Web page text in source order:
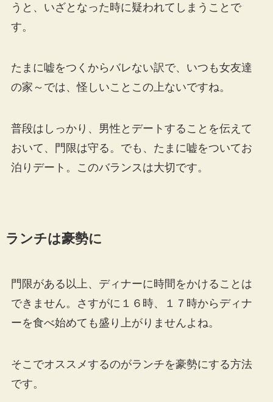
うと、いざとなった時に疑われてしまうことで
す。
たまに嘘をつくからバレない訳で、いつも女友達
の家～では、怪しいことこの上ないですね。
普段はしっかり、男性とデートすることを伝えて
おいて、門限は守る。でも、たまに嘘をついてお
泊りデート。このバランスは大切です。
ランチは豪勢に
門限がある以上、ディナーに時間をかけることは
できません。さすがに１６時、１７時からディナ
ーを食べ始めても盛り上がりませんよね。
そこでオススメするのがランチを豪勢にする方法
です。